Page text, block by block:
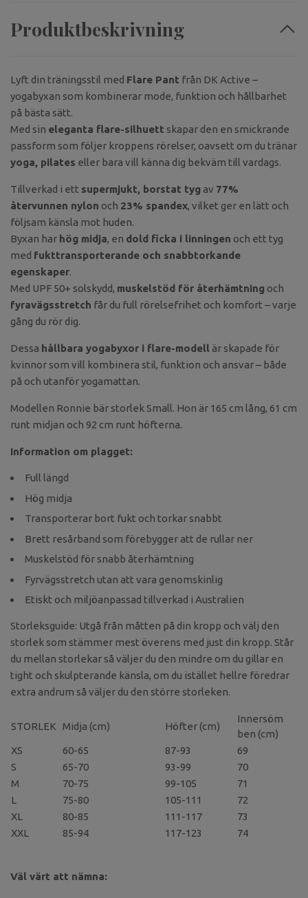
Produktbeskrivning
Lyft din träningsstil med Flare Pant från DK Active –
yogabyxan som kombinerar mode, funktion och hållbarhet
på bästa sätt.
Med sin eleganta flare-silhuett skapar den en smickrande
passform som följer kroppens rörelser, oavsett om du tränar
yoga, pilates eller bara vill känna dig bekväm till vardags.
Tillverkad i ett supermjukt, borstat tyg av 77%
återvunnen nylon och 23% spandex, vilket ger en lätt och
följsam känsla mot huden.
Byxan har hög midja, en dold ficka i linningen och ett tyg
med fukttransporterande och snabbtorkande
egenskaper.
Med UPF 50+ solskydd, muskelstöd för återhämtning och
fyra­vägsstretch får du full rörelsefrihet och komfort – varje
gång du rör dig.
Dessa hållbara yogabyxor i flare-modell är skapade för
kvinnor som vill kombinera stil, funktion och ansvar – både
på och utanför yogamattan.
Modellen Ronnie bär storlek Small. Hon är 165 cm lång, 61 cm
runt midjan och 92 cm runt höfterna.
Information om plagget:
Full längd
Hög midja
Transporterar bort fukt och torkar snabbt
Brett resårband som förebygger att de rullar ner
Muskelstöd för snabb återhämtning
Fyrvägsstretch utan att vara genomskinlig
Etiskt och miljöanpassad tillverkad i Australien
Storleksguide: Utgå från måtten på din kropp och välj den
storlek som stämmer mest överens med just din kropp. Står
du mellan storlekar så väljer du den mindre om du gillar en
tight och skulpterande känsla, om du istället hellre föredrar
extra andrum så väljer du den större storleken.
STORLEK Midja (cm) Höfter (cm)
Innersöm
ben (cm)
XS
60-65 87-93
69
S
65-70 93-99
70
M
70-75 99-105
71
L
75-80 105-111
72
XL
80-85 111-117
73
XXL
85-94 117-123 74
Väl värt att nämna: